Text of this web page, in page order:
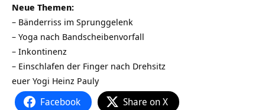
Neue Themen:
– Bänderriss im Sprunggelenk
– Yoga nach Bandscheibenvorfall
– Inkontinenz
– Einschlafen der Finger nach Drehsitz
euer Yogi Heinz Pauly
Facebook Share on X